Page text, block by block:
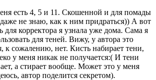
есть 4, 5 и 11. Скошенной и для помады
не знаю, как к ним придраться)) А вот
для корректора я узнала уже дома. Сама я
для теней. Вижу, у автора это
к сожалению, нет. Кисть набирает тени,
у меня никак не получается:( И тени
а стирает вообще. Может это у меня
автор поделится секретом).